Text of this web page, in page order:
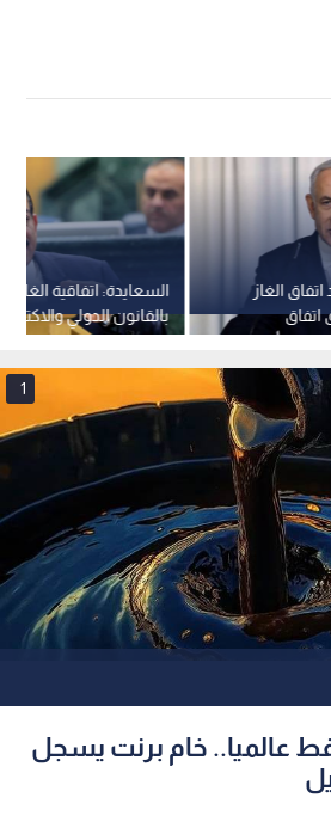
السعايدة: اتفاقية الغاز
بالقانون الدولي والاكتفاء
طريقنا للاستغناء عن
الغاز
اتفاق
1
عالميا.. خام برنت يسجل